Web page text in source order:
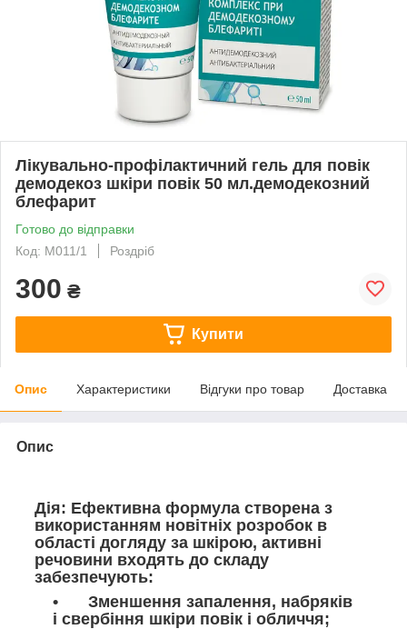
Лікувально-профілактичний гель для повік
демодекоз шкіри повік 50 мл.демодекозний
блефарит
Готово до відправки
Код: М011/1
Роздріб
300 ₴
Купити
Опис Характеристики Відгуки про товар Доставка
Опис
Дія: Ефективна формула створена з
використанням новітніх розробок в
області догляду за шкірою, активні
речовини входять до складу
забезпечують:
Зменшення запалення, набряків
і свербіння шкіри повік і обличчя;